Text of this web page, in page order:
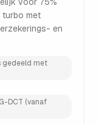
turbo met
en
gedeeld met
DCT (vanaf